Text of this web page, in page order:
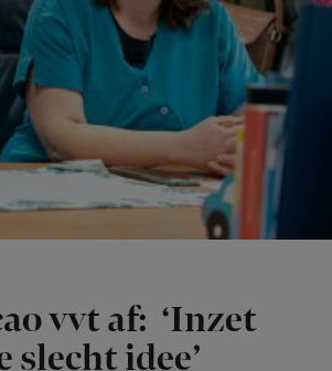
vvt af: ‘Inzet
idee’